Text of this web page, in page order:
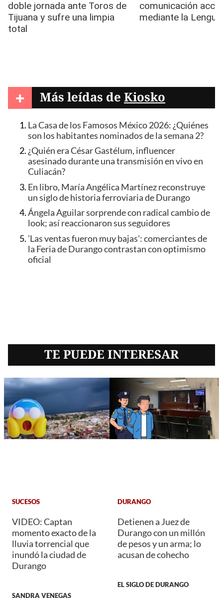
+ Más leídas de Kiosko
La Casa de los Famosos México 2026: ¿Quiénes
son los habitantes nominados de la semana 2?
¿Quién era César Gastélum, influencer
asesinado durante una transmisión en vivo en
Culiacán?
En libro, María Angélica Martínez reconstruye
un siglo de historia ferroviaria de Durango
Ángela Aguilar sorprende con radical cambio de
look; así reaccionaron sus seguidores
'Las ventas fueron muy bajas': comerciantes de
la Feria de Durango contrastan con optimismo
oficial
TE PUEDE INTERESAR
SUCESOS
VIDEO: Captan
momento exacto de la
lluvia torrencial que
inundó la ciudad de
Durango
SANDRA VENEGAS
DURANGO
Detienen a Juez de
Durango con un millón
de pesos y un arma; lo
acusan de cohecho
EL SIGLO DE DURANGO